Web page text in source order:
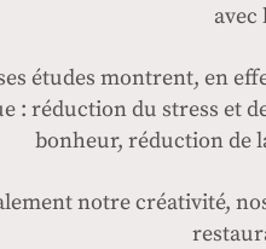
avec
études montrent, en
: réduction du stress et
bonheur, réduction de
notre créativité,